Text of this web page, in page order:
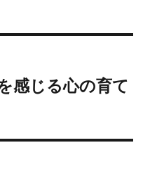
感じる心の育て